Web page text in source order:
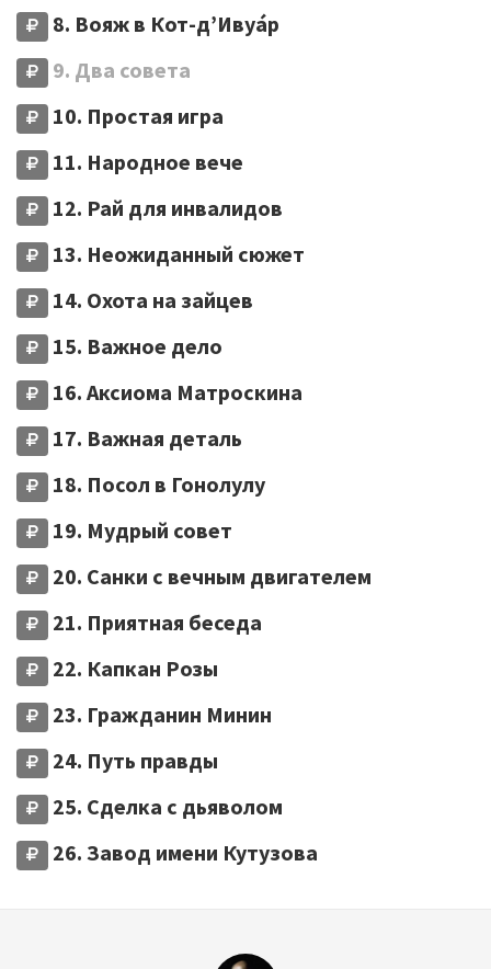
8. Вояж в Кот-д’Ивуа́р
9. Два совета
10. Простая игра
11. Народное вече
12. Рай для инвалидов
13. Неожиданный сюжет
14. Охота на зайцев
15. Важное дело
16. Аксиома Матроскина
17. Важная деталь
18. Посол в Гонолулу
19. Мудрый совет
20. Санки с вечным двигателем
21. Приятная беседа
22. Капкан Розы
23. Гражданин Минин
24. Путь правды
25. Сделка с дьяволом
26. Завод имени Кутузова